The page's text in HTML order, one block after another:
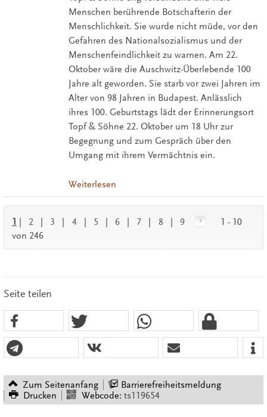
Menschen berührende Botschafterin der
Menschlichkeit. Sie wurde nicht müde, vor den
Gefahren des Nationalsozialismus und der
Menschenfeindlichkeit zu warnen. Am 22.
Oktober wäre die Auschwitz-Überlebende 100
Jahre alt geworden. Sie starb vor zwei Jahren im
Alter von 98 Jahren in Budapest. Anlässlich
ihres 100. Geburtstags lädt der Erinnerungsort
Topf & Söhne 22. Oktober um 18 Uhr zur
Begegnung und zum Gespräch über den
Umgang mit ihrem Vermächtnis ein.
Weiterlesen
1 2 3 4 5 6 7 8 9
1 - 10
von 246
Seite teilen
Zum Seitenanfang
Barrierefreiheitsmeldung
Drucken
Webcode: ts119654